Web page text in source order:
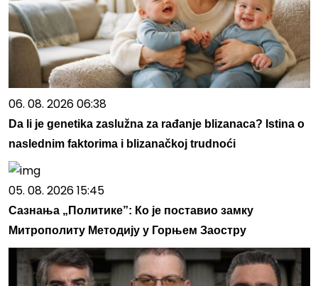
06. 08. 2026 06:38
Da li je genetika zaslužna za rađanje blizanaca? Istina o
naslednim faktorima i blizanačkoj trudnoći
05. 08. 2026 15:45
Сазнања „Политике”: Ко је поставио замку
Митрополиту Методију у Горњем Заостру